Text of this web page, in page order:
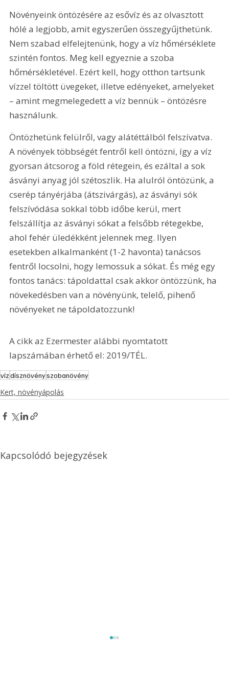
Növényeink öntözésére az esővíz és az olvasztott
hólé a legjobb, amit egyszerűen összegyűjthetünk.
Nem szabad elfelejtenünk, hogy a víz hőmérséklete
szintén fontos. Meg kell egyeznie a szoba
hőmérsékletével. Ezért kell, hogy otthon tartsunk
vízzel töltött üvegeket, illetve edényeket, amelyeket
– amint megmelegedett a víz bennük – öntözésre
használunk.
Öntözhetünk felülről, vagy alátéttálból felszívatva.
A növények többségét fentről kell öntözni, így a víz
gyorsan átcsorog a föld rétegein, és ezáltal a sok
ásványi anyag jól szétoszlik. Ha alulról öntözünk, a
cserép tányérjába (átszivárgás), az ásványi sók
felszívódása sokkal több időbe kerül, mert
felszállítja az ásványi sókat a felsőbb rétegekbe,
ahol fehér üledékként jelennek meg. Ilyen
esetekben alkalmanként (1-2 havonta) tanácsos
fentről locsolni, hogy lemossuk a sókat. És még egy
fontos tanács: tápoldattal csak akkor öntözzünk, ha
növekedésben van a növényünk, telelő, pihenő
növényeket ne tápoldatozzunk!
A cikk az Ezermester alábbi nyomtatott
lapszámában érhető el: 2019/TÉL.
vízdísznövényszobanövény
Kert, növényápolás
Kapcsolódó bejegyzések